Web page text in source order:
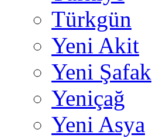
Türkgün
Yeni Akit
Yeni Şafak
Yeniçağ
Yeni Asya